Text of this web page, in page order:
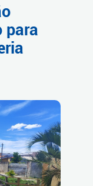
para